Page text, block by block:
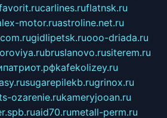
carlines.ruflatnsk.ru
motor.ruastroline.net.ru
gidlipetsk.ruooo-driada.ru
bruslanovo.rusiterem.ru
kafekolizey.ru
sugarepilekb.rugrinox.ru
ozarenie.rukameryjooan.ru
aid70.rumetall-perm.ru